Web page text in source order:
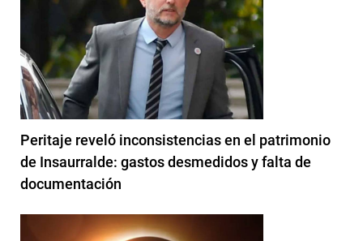
Peritaje reveló inconsistencias en el patrimonio
de Insaurralde: gastos desmedidos y falta de
documentación